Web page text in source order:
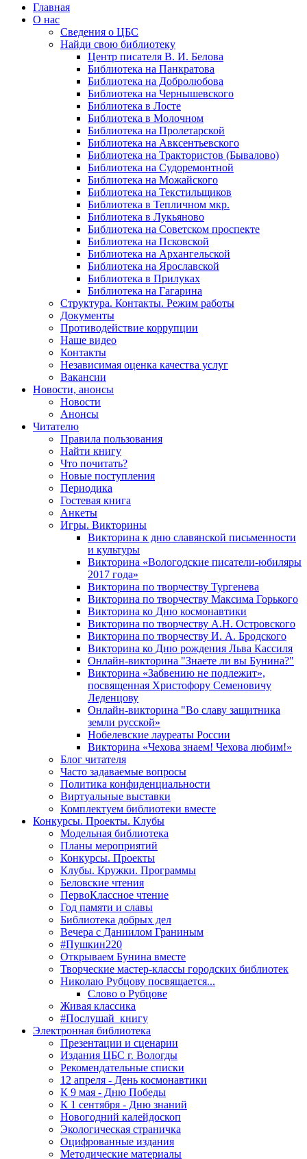
Главная
О нас
Сведения о ЦБС
Найди свою библиотеку
Центр писателя В. И. Белова
Библиотека на Панкратова
Библиотека на Добролюбова
Библиотека на Чернышевского
Библиотека в Лосте
Библиотека в Молочном
Библиотека на Пролетарской
Библиотека на Авксентьевского
Библиотека на Трактористов (Бывалово)
Библиотека на Судоремонтной
Библиотека на Можайского
Библиотека на Текстильщиков
Библиотека в Тепличном мкр.
Библиотека в Лукьяново
Библиотека на Советском проспекте
Библиотека на Псковской
Библиотека на Архангельской
Библиотека на Ярославской
Библиотека в Прилуках
Библиотека на Гагарина
Структура. Контакты. Режим работы
Документы
Противодействие коррупции
Наше видео
Контакты
Независимая оценка качества услуг
Вакансии
Новости, анонсы
Новости
Анонсы
Читателю
Правила пользования
Найти книгу
Что почитать?
Новые поступления
Периодика
Гостевая книга
Анкеты
Игры. Викторины
Викторина к дню славянской письменности
и культуры
Викторина «Вологодские писатели-юбиляры
2017 года»
Викторина по творчеству Тургенева
Викторина по творчеству Максима Горького
Викторина ко Дню космонавтики
Викторина по творчеству А.Н. Островского
Викторина по творчеству И. А. Бродского
Викторина ко Дню рождения Льва Кассиля
Онлайн-викторина "Знаете ли вы Бунина?"
Викторина «Забвению не подлежит»,
посвященная Христофору Семеновичу
Леденцову
Онлайн-викторина "Во славу защитника
земли русской»
Нобелевские лауреаты России
Викторина «Чехова знаем! Чехова любим!»
Блог читателя
Часто задаваемые вопросы
Политика конфиденциальности
Виртуальные выставки
Комплектуем библиотеки вместе
Конкурсы. Проекты. Клубы
Модельная библиотека
Планы мероприятий
Конкурсы. Проекты
Клубы. Кружки. Программы
Беловские чтения
ПервоКлассное чтение
Год памяти и славы
Библиотека добрых дел
Вечера с Даниилом Граниным
#Пушкин220
Открываем Бунина вместе
Творческие мастер-классы городских библиотек
Николаю Рубцову посвящается...
Слово о Рубцове
Живая классика
#Послушай_книгу
Электронная библиотека
Презентации и сценарии
Издания ЦБС г. Вологды
Рекомендательные списки
12 апреля - День космонавтики
К 9 мая - Дню Победы
К 1 сентября - Дню знаний
Новогодний калейдоскоп
Экологическая страничка
Оцифрованные издания
Методические материалы